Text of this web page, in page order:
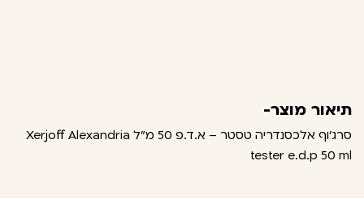
תיאור מוצר-
סרג’וף אלכסנדריה טסטר – א.ד.פ 50 מ"ל Xerjoff Alexandria
tester e.d.p 50 ml